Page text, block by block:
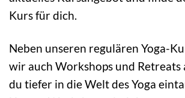
Kurs für dich.
Neben unseren regulären Yoga-
wir auch Workshops und Retreats
du tiefer in die Welt des Yoga